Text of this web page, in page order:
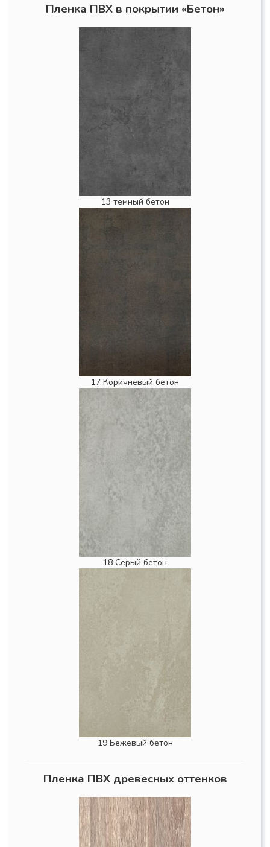
Пленка ПВХ в покрытии «Бетон»
13 темный бетон
17 Коричневый бетон
18 Серый бетон
19 Бежевый бетон
Пленка ПВХ древесных оттенков